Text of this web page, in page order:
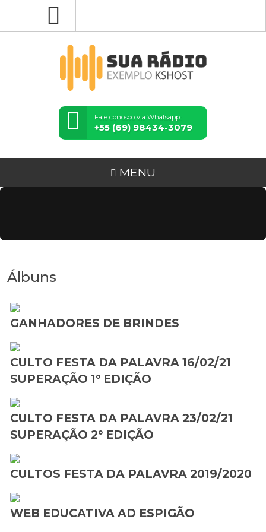
Fale conosco via Whatsapp:
+55 (69) 98434-3079
MENU
Álbuns
GANHADORES DE BRINDES
CULTO FESTA DA PALAVRA 16/02/21
SUPERAÇÃO 1° EDIÇÃO
CULTO FESTA DA PALAVRA 23/02/21
SUPERAÇÃO 2° EDIÇÃO
CULTOS FESTA DA PALAVRA 2019/2020
WEB EDUCATIVA AD ESPIGÃO